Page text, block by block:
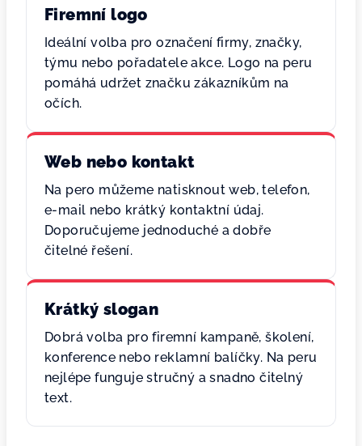
Firemní logo
Ideální volba pro označení firmy, značky,
týmu nebo pořadatele akce. Logo na peru
pomáhá udržet značku zákazníkům na
očích.
Web nebo kontakt
Na pero můžeme natisknout web, telefon,
e-mail nebo krátký kontaktní údaj.
Doporučujeme jednoduché a dobře
čitelné řešení.
Krátký slogan
Dobrá volba pro firemní kampaně, školení,
konference nebo reklamní balíčky. Na peru
nejlépe funguje stručný a snadno čitelný
text.